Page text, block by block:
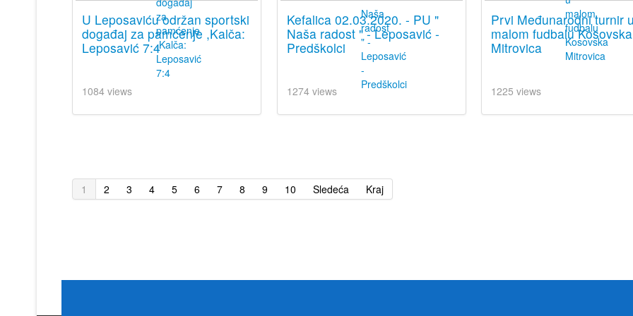
U Leposaviću održan sportski
događaj za pamćenje ,Kalča:
Leposavić 7:4
1084 views
Kefalica 02.03.2020. - PU "
Naša radost " - Leposavić -
Predškolci
1274 views
Prvi Međunarodni turnir
malom fudbalu Kosovska
Mitrovica
1225 views
1 2 3 4 5 6 7 8 9 10 Sledeća Kraj